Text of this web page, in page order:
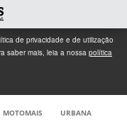
de privacidade e de utilização
saber mais, leia a nossa política
MOTOMAIS URBANA